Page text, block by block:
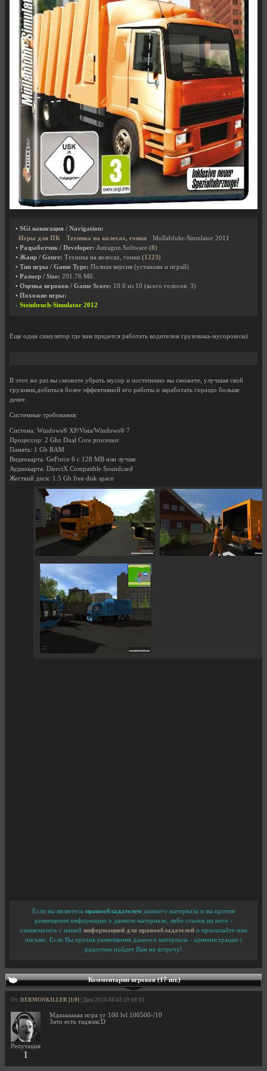
• SGi навигация / Navigation:
Игры для ПК
Техника на колесах, гонки
Mullabfuhr-Simulator 2011
• Разработчик / Developer: Astragon Software (8)
• Жанр / Genre: Техника на колесах, гонки (1223)
• Тип игры / Game Type: Полная версия (установи и играй)
• Размер / Size: 291.76 Мб.
• Оценка игроков / Game Score: 10.0 из 10 (всего голосов: 3)
• Похожие игры:
- Steinbruch-Simulator 2012
Еще один симулятор где вам придется работать водителем грузовика-мусоровоза)
В этот же раз вы сможете убрать мусор и постепенно вы сможете, улучшая свой
грузовик,добиться более эффективной его работы и заработать гораздо больше
денег.
Системные требования:
Система: Windows® XP/Vista/Windows® 7
Процессор: 2 Ghz Dual Core processor
Память: 1 Gb RAM
Видеокарта: GeForce 6 с 128 MB или лучше
Аудиокарта: DirectX Compatible Soundcard
Жесткий диск: 1.5 Gb free disk space
Если вы являетесь правообладателем данного материала и вы против
размещения информации о данном материале, либо ссылок на него -
ознакомьтесь с нашей информацией для правообладателей и присылайте нам
письмо. Если Вы против размещения данного материала - администрация с
радостью пойдет Вам на встречу!
Комментарии игроков (17 шт.)
От: DERMONKILLER [1|0] | Дата 2013-08-03 19:08:01
Репутация
1
Мдаааааааа игра уг 100 lvl 100500-/10
Зато есть таджик:D